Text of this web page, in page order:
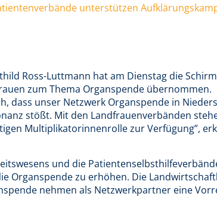
unterstützen
Ross-Luttmann hat am Dienstag die
zum Thema Organspende übernommen.
dass unser Netzwerk Organspende in
stößt. Mit den Landfrauenverbänden
Multiplikatorinnenrolle zur Verfügung”,
und die
Organspende zu erhöhen. Die
nehmen als Netzwerkpartner eine